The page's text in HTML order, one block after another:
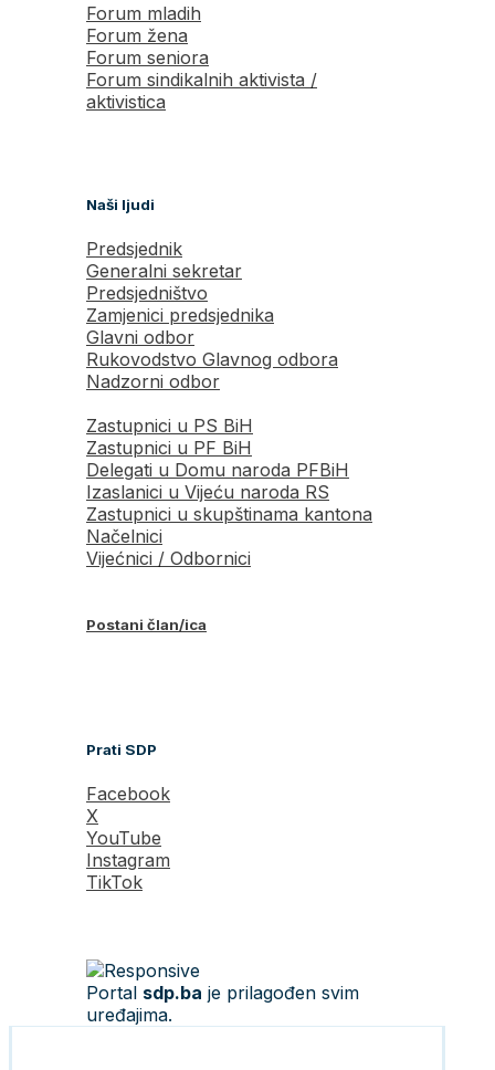
Forum mladih
Forum žena
Forum seniora
Forum sindikalnih aktivista /
aktivistica
Naši ljudi
Predsjednik
Generalni sekretar
Predsjedništvo
Zamjenici predsjednika
Glavni odbor
Rukovodstvo Glavnog odbora
Nadzorni odbor
Zastupnici u PS BiH
Zastupnici u PF BiH
Delegati u Domu naroda PFBiH
Izaslanici u Vijeću naroda RS
Zastupnici u skupštinama kantona
Načelnici
Vijećnici / Odbornici
Postani član/ica
Prati SDP
Facebook
X
YouTube
Instagram
TikTok
Portal sdp.ba je prilagođen svim
uređajima.